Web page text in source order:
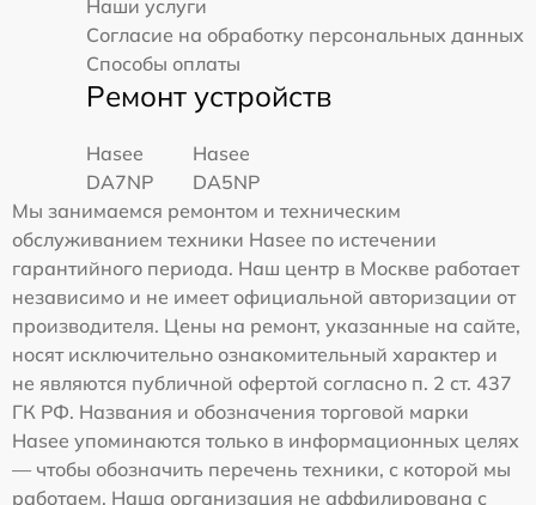
Наши услуги
Согласие на обработку персональных данных
Способы оплаты
Ремонт устройств
Hasee
DA7NP
Hasee
DA5NP
Мы занимаемся ремонтом и техническим
обслуживанием техники Hasee по истечении
гарантийного периода. Наш центр в Москве работает
независимо и не имеет официальной авторизации от
производителя. Цены на ремонт, указанные на сайте,
носят исключительно ознакомительный характер и
не являются публичной офертой согласно п. 2 ст. 437
ГК РФ. Названия и обозначения торговой марки
Hasee упоминаются только в информационных целях
— чтобы обозначить перечень техники, с которой мы
работаем. Наша организация не аффилирована с